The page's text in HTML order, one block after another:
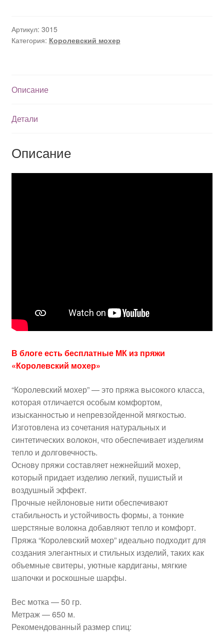
Артикул: 3015
Категория: Королевский мохер
Описание
Детали
Описание
В блоге есть бесплатные МК из пряжи
«Королевский мохер»
“Королевский мохер” — это пряжа высокого класса,
которая отличается особым комфортом,
изысканностью и непревзойденной мягкостью.
Изготовлена из сочетания натуральных и
синтетических волокон, что обеспечивает изделиям
тепло и долговечность.
Основу пряжи составляет нежнейший мохер,
который придает изделию легкий, пушистый и
воздушный эффект.
Прочные нейлоновые нити обеспечивают
стабильность и устойчивость формы, а тонкие
шерстяные волокна добавляют тепло и комфорт.
Пряжа “Королевский мохер” идеально подходит для
создания элегантных и стильных изделий, таких как
объемные свитеры, уютные кардиганы, мягкие
шапочки и роскошные шарфы.
Вес мотка — 50 гр.
Метраж — 650 м.
Рекомендованный размер спиц: